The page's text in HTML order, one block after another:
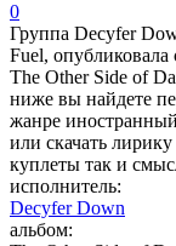
0
Группа Decyfer
Fuel,
The Other Side of
ниже вы найдете
жанре
или скачать
куплеты так и
исполнитель:
Decyfer Down
альбом: